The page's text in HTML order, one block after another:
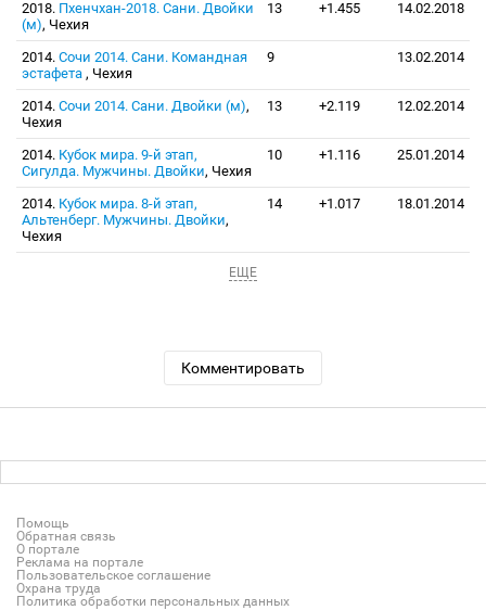
2018. Пхенчхан-2018. Сани. Двойки
(м), Чехия
13 +1.455 14.02.2018
2014. Сочи 2014. Сани. Командная
эстафета , Чехия
9 13.02.2014
2014. Сочи 2014. Сани. Двойки (м),
Чехия
13 +2.119 12.02.2014
2014. Кубок мира. 9-й этап,
Сигулда. Мужчины. Двойки, Чехия
10 +1.116 25.01.2014
2014. Кубок мира. 8-й этап,
Альтенберг. Мужчины. Двойки,
Чехия
14 +1.017 18.01.2014
ЕЩЕ
Комментировать
Помощь
Обратная связь
О портале
Реклама на портале
Пользовательское соглашение
Охрана труда
Политика обработки персональных данных